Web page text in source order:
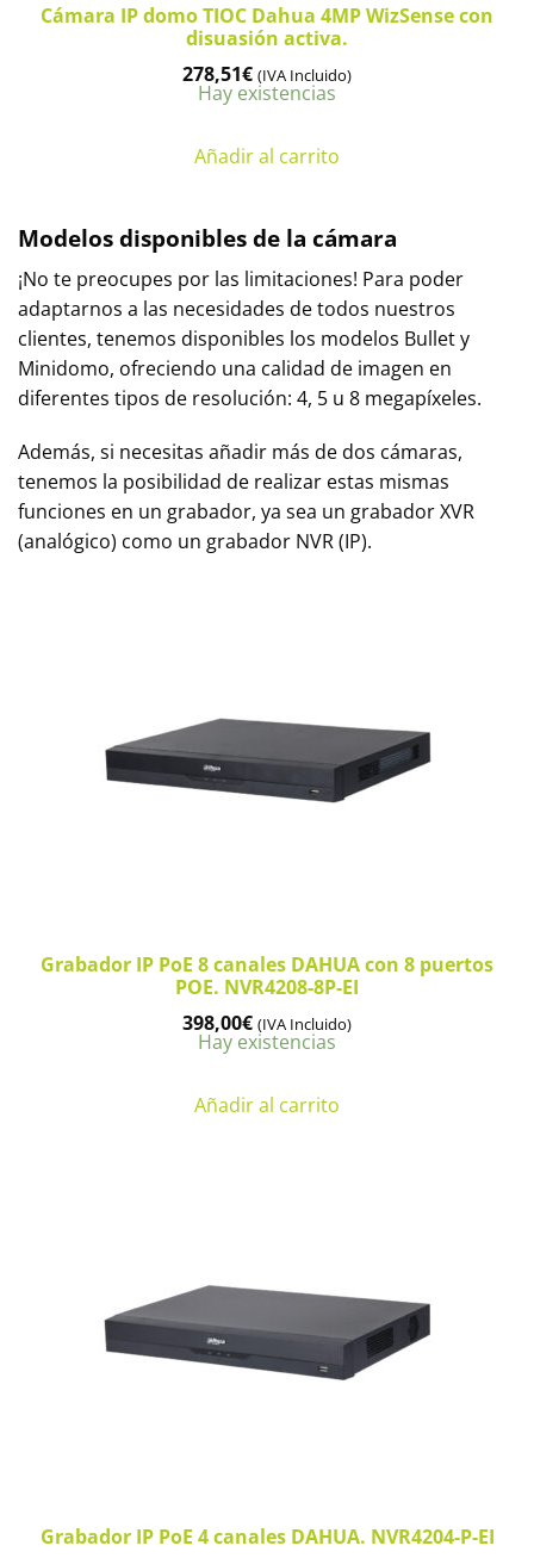
Cámara IP domo TIOC Dahua 4MP WizSense con
disuasión activa.
278,51€ (IVA Incluido)
Hay existencias
Añadir al carrito
Modelos disponibles de la cámara
¡No te preocupes por las limitaciones! Para poder
adaptarnos a las necesidades de todos nuestros
clientes, tenemos disponibles los modelos Bullet y
Minidomo, ofreciendo una calidad de imagen en
diferentes tipos de resolución: 4, 5 u 8 megapíxeles.
Además, si necesitas añadir más de dos cámaras,
tenemos la posibilidad de realizar estas mismas
funciones en un grabador, ya sea un grabador XVR
(analógico) como un grabador NVR (IP).
Grabador IP PoE 8 canales DAHUA con 8 puertos
POE. NVR4208-8P-EI
398,00€ (IVA Incluido)
Hay existencias
Añadir al carrito
Grabador IP PoE 4 canales DAHUA. NVR4204-P-EI